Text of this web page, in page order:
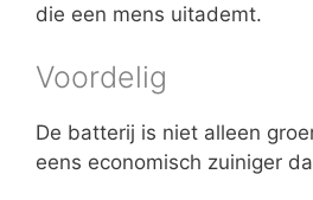
die een mens uitademt.
Voordelig
De batterij is niet alleen
eens economisch zuiniger